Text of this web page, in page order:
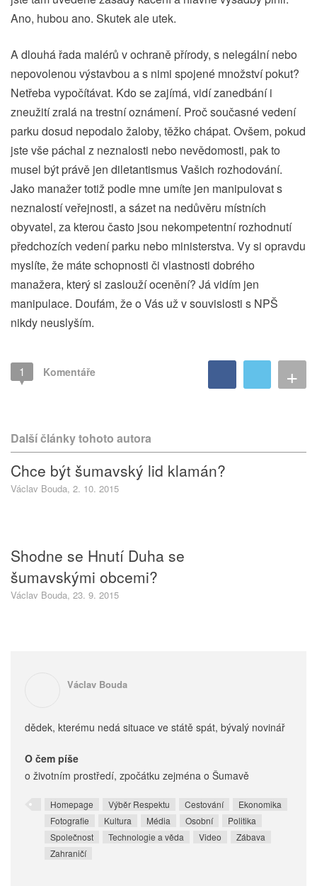
Ano, hubou ano. Skutek ale utek.
A dlouhá řada malérů v ochraně přírody, s nelegální nebo
nepovolenou výstavbou a s nimi spojené množství pokut?
Netřeba vypočítávat. Kdo se zajímá, vidí zanedbání i
zneužití zralá na trestní oznámení. Proč současné vedení
parku dosud nepodalo žaloby, těžko chápat. Ovšem, pokud
jste vše páchal z neznalosti nebo nevědomosti, pak to
musel být právě jen diletantismus Vašich rozhodování.
Jako manažer totiž podle mne umíte jen manipulovat s
neznalostí veřejnosti, a sázet na nedůvěru místních
obyvatel, za kterou často jsou nekompetentní rozhodnutí
předchozích vedení parku nebo ministerstva. Vy si opravdu
myslíte, že máte schopnosti či vlastnosti dobrého
manažera, který si zaslouží ocenění? Já vidím jen
manipulace. Doufám, že o Vás už v souvislosti s NPŠ
nikdy neuslyším.
1 Komentáře +
Další články tohoto autora
Chce být šumavský lid klamán?
Václav Bouda, 2. 10. 2015
Shodne se Hnutí Duha se
šumavskými obcemi?
Václav Bouda, 23. 9. 2015
Václav Bouda
dědek, kterému nedá situace ve státě spát, bývalý novinář
O čem píše
o životním prostředí, zpočátku zejména o Šumavě
Homepage Výběr Respektu Cestování
Ekonomika
Fotografie
Kultura Média Osobní
Politika
Společnost
Technologie a věda Video
Zábava
Zahraničí